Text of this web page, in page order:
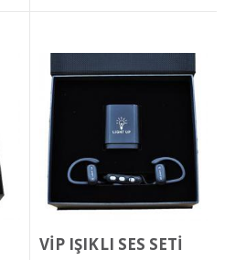
VİP IŞIKLI SES SETİ